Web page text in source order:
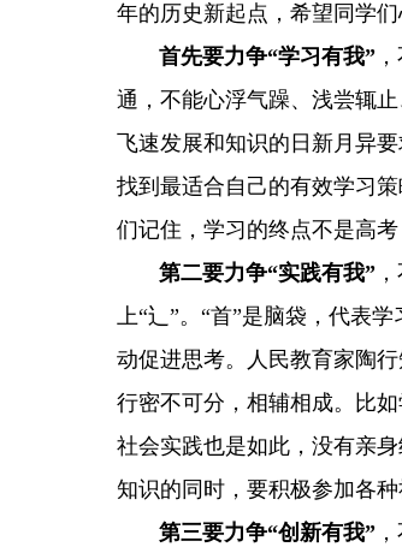
年的历史新起点，希望同学
首先要力争“学习有我”
通，不能心浮气躁、浅尝辄
飞速发展和知识的日新月异
找到最适合自己的有效学习
们记住，学习的终点不是高
第二要力争“实践有我”
上“辶”。“首”是脑袋，代表
动促进思考。人民教育家陶
行密不可分，相辅相成。比
社会实践也是如此，没有亲
知识的同时，要积极参加各
第三要力争“创新有我”